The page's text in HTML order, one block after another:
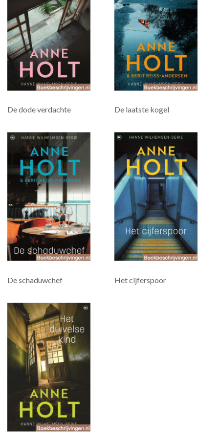
De dode verdachte De laatste kogel
De schaduwchef Het cijferspoor